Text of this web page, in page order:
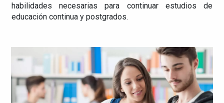
habilidades necesarias para continuar estudios de
educación continua y postgrados.